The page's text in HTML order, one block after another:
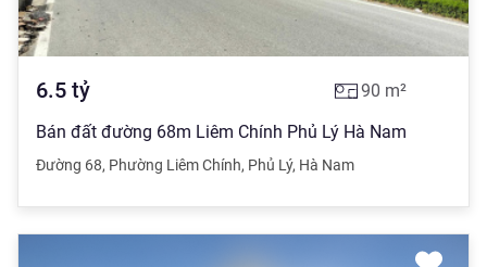
6.5 tỷ 90 m²
Bán đất đường 68m Liêm Chính Phủ Lý Hà Nam
Đường 68, Phường Liêm Chính, Phủ Lý, Hà Nam